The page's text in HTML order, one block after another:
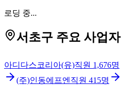
로딩 중...
서초구 주요 사업자
아디다스코리아(유)직원 1,676명
(주)인동에프엔 직원 415명